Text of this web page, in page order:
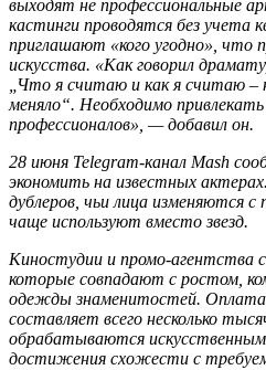
выходят не профессиональные
кастинги проводятся без учета
приглашают «кого угодно», что
искусства. «Как говорил
„Что я считаю и как я считаю –
меняло“. Необходимо
профессионалов», — добавил он.
28 июня Telegram-канал Mash
экономить на известных
дублеров, чьи лица изменяются
чаще используют вместо звезд.
Киностудии и промо-агентства
которые совпадают с ростом,
одежды знаменитостей. Оплата
составляет всего несколько
обрабатываются
достижения схожести с